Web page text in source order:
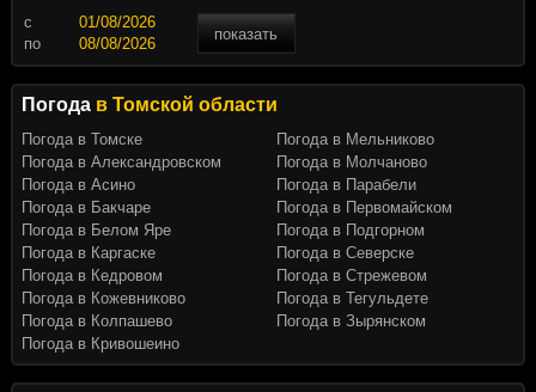
c
показать
по
Погода в Томской области
Погода в Томске
Погода в Александровском
Погода в Асино
Погода в Бакчаре
Погода в Белом Яре
Погода в Каргаске
Погода в Кедровом
Погода в Кожевниково
Погода в Колпашево
Погода в Кривошеино
Погода в Мельниково
Погода в Молчаново
Погода в Парабели
Погода в Первомайском
Погода в Подгорном
Погода в Северске
Погода в Стрежевом
Погода в Тегульдете
Погода в Зырянском